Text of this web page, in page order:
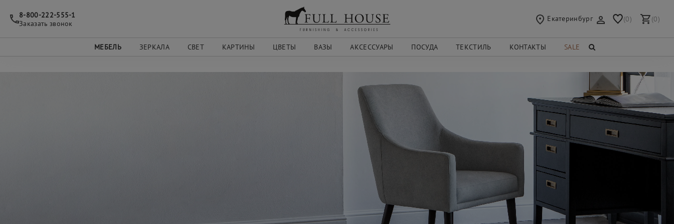
8-800-222-555-1
Заказать звонок
Екатеринбург (0) (0)
МЕБЕЛЬ ЗЕРКАЛА СВЕТ КАРТИНЫ ЦВЕТЫ ВАЗЫ АКСЕССУАРЫ ПОСУДА ТЕКСТИЛЬ КОНТАКТЫ SALE